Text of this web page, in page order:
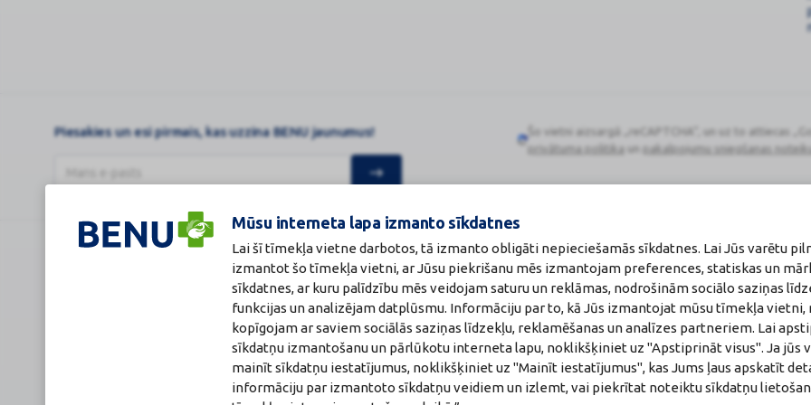
Mūsu interneta lapa izmanto sīkdatnes
Lai šī tīmekļa vietne darbotos, tā izmanto obligāti nepieciešamās sīkdatnes. Lai Jūs varētu
izmantot šo tīmekļa vietni, ar Jūsu piekrišanu mēs izmantojam preferences, statiskas un
sīkdatnes, ar kuru palīdzību mēs veidojam saturu un reklāmas, nodrošinām sociālo saziņas
funkcijas un analizējam datplūsmu. Informāciju par to, kā Jūs izmantojat mūsu tīmekļa vietni,
kopīgojam ar saviem sociālās saziņas līdzekļu, reklamēšanas un analīzes partneriem. Lai
sīkdatņu izmantošanu un pārlūkotu interneta lapu, noklikšķiniet uz "Apstiprināt visus". Ja jūs
mainīt sīkdatņu iestatījumus, noklikšķiniet uz "Mainīt iestatījumus", kas Jums ļaus apskatīt
informāciju par izmantoto sīkdatņu veidiem un izlemt, vai piekrītat noteiktu sīkdatņu
Piesakies un esi pirmais, kas uzzina BENU jaunumus!
Google
Šo vietni aizsargā „reCAPTCHA“, un uz to attiecas
privātuma politika un pakalpojumu sniegšanas
Noliktavu iela 5, Dreiliņi, Stopiņu novads, LV-2130
Licences numurs:
A00010
E-aptiekas kontakti
Aptiekas vadītāja:
Sertificēta farmaceite: Jeļena Gončarova
Sertifikāta Nr.: 215.2025
Zāļu valsts
www.zva.gov.lv
Jersikas iela 15,
Tālr: 67 078 424
E-pasts: